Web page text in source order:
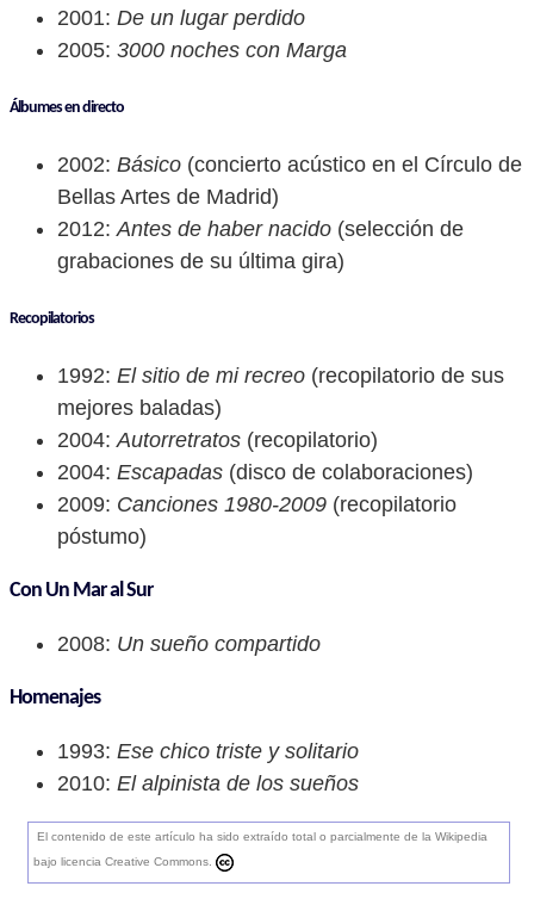
2001: De un lugar perdido
2005: 3000 noches con Marga
Álbumes en directo
2002: Básico (concierto acústico en el Círculo de
Bellas Artes de Madrid)
2012:Antes de haber nacido (selección de
grabaciones de su última gira)
Recopilatorios
1992: El sitio de mi recreo (recopilatorio de sus
mejores baladas)
2004:Autorretratos (recopilatorio)
2004: Escapadas (disco de colaboraciones)
2009: Canciones 1980-2009 (recopilatorio
póstumo)
Con Un Mar al Sur
2008: Un sueño compartido
Homenajes
1993: Ese chico triste y solitario
2010: El alpinista de los sueños
El contenido de este artículo ha sido extraído total o parcialmente de la Wikipedia
bajo licencia Creative Commons.